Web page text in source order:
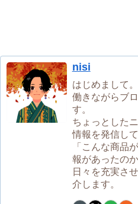
nisi
はじめまして。
働きながらブ
す。
ちょっとした
情報を発信して
「こんな商品
報があったのか
日々を充実さ
介します。